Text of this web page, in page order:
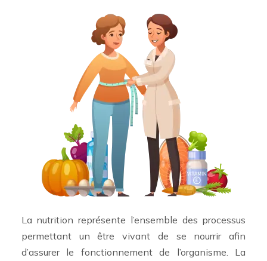
La nutrition représente l’ensemble des processus
permettant un être vivant de se nourrir afin
d’assurer le fonctionnement de l’organisme. La